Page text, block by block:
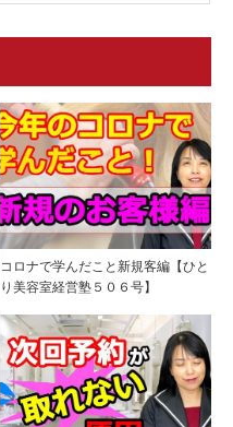
コロナで学んだこと新規客編【ひと
り美容室経営塾５０６号】